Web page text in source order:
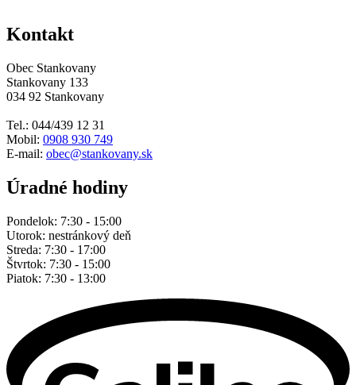
Kontakt
Obec Stankovany
Stankovany 133
034 92 Stankovany
Tel.: 044/439 12 31
Mobil: 0908 930 749
E-mail: obec@stankovany.sk
Úradné hodiny
Pondelok: 7:30 - 15:00
Utorok: nestránkový deň
Streda: 7:30 - 17:00
Štvrtok: 7:30 - 15:00
Piatok: 7:30 - 13:00